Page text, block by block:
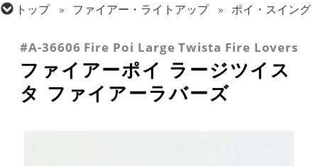
トップ ファイアー・ライトアップ
ポイ・スイング
#A-36606 Fire Poi Large Twista Fire Lovers
ファイアーポイ ラージツイス
タ ファイアーラバーズ